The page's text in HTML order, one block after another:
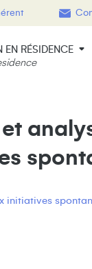
EN RÉSIDENCE
initiatives